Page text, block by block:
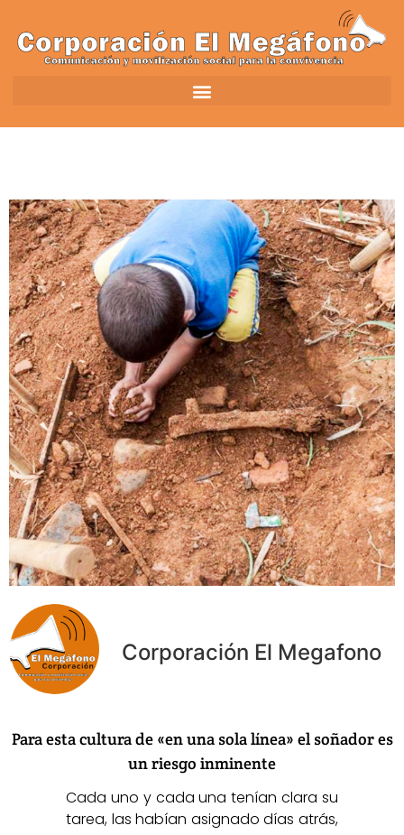
Corporación El Megafono
Para esta cultura de «en una sola línea» el soñador es
un riesgo inminente
Cada uno y cada una tenían clara su
tarea, las habían asignado días atrás,